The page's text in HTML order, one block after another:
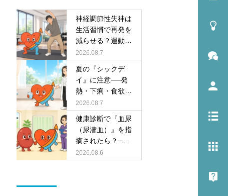
神経調節性失神は
生活習慣で再発を
減らせる？運動研
究と日常の対策
2026.08.7
夏の『シックデ
イ』に注意──発
熱・下痢・食欲不
振の日、糖尿病の
薬はどうする？S
GLT2阻害薬の休
薬ルールをやさし
く解説
2026.08.7
健康診断で『血尿
（尿潜血）』を指
摘されたら？──
あわてなくてよい
パターンと、精密
2026.08.6